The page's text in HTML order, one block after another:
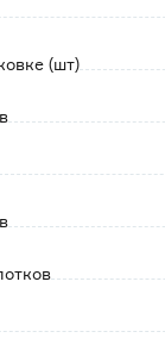
(шт)